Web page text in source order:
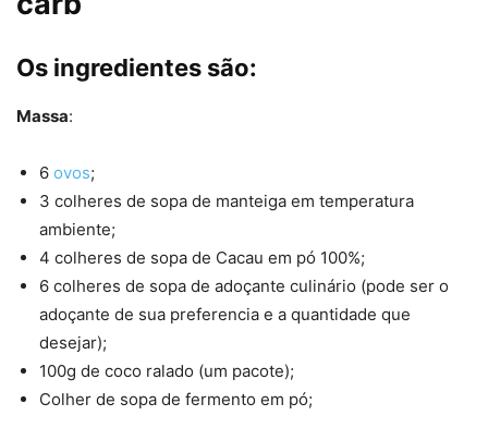
Os ingredientes são:
Massa:
6 ovos;
3 colheres de sopa de manteiga em temperatura
ambiente;
4 colheres de sopa de Cacau em pó 100%;
6 colheres de sopa de adoçante culinário (pode ser o
adoçante de sua preferencia e a quantidade que
desejar);
100g de coco ralado (um pacote);
Colher de sopa de fermento em pó;